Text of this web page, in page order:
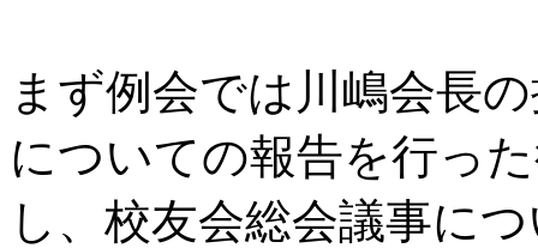
まず例会では川嶋会長
についての報告を行っ
し、校友会総会議事に